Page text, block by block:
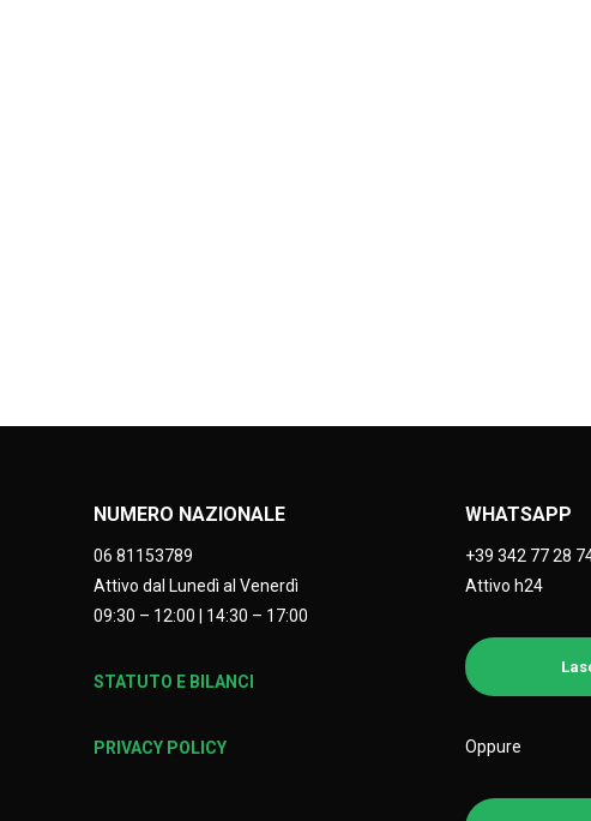
NUMERO NAZIONALE
06 81153789
Attivo dal Lunedì al Venerdì
09:30 – 12:00 | 14:30 – 17:00
STATUTO E BILANCI
PRIVACY POLICY
WHATSAPP
+39 342 77 28
Attivo h24
Oppure